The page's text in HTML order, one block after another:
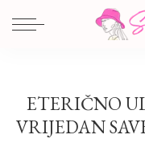
ETERIČNO
VRIJEDAN